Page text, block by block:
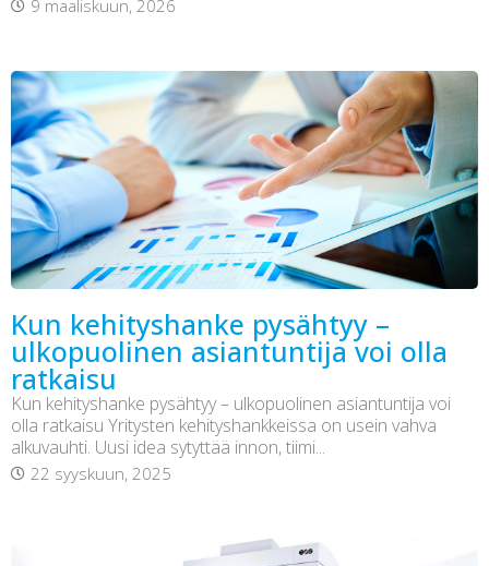
9 maaliskuun, 2026
Kun kehityshanke pysähtyy –
ulkopuolinen asiantuntija voi olla
ratkaisu
Kun kehityshanke pysähtyy – ulkopuolinen asiantuntija voi
olla ratkaisu Yritysten kehityshankkeissa on usein vahva
alkuvauhti. Uusi idea sytyttää innon, tiimi...
22 syyskuun, 2025